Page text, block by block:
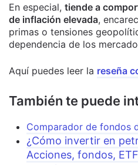
En especial, tiende a
de inflación elevada,
primas o tensiones
dependencia de los
Aquí puedes leer la reseña
También te puede
Comparador de fondos
¿Cómo invertir en
Acciones, fondos,